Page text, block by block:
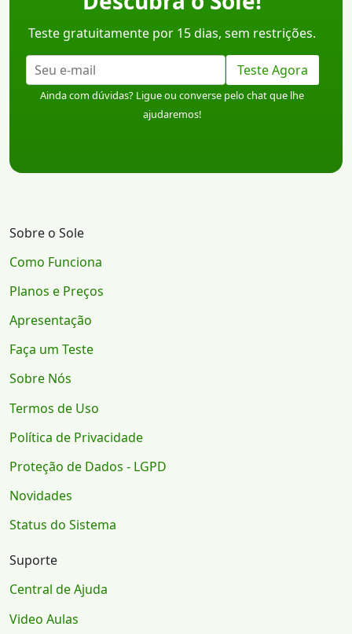
Teste gratuitamente por 15 dias, sem restrições.
Teste Agora
Ainda com dúvidas? Ligue ou converse pelo chat que lhe
ajudaremos!
Sobre o Sole
Como Funciona
Planos e Preços
Apresentação
Faça um Teste
Sobre Nós
Termos de Uso
Política de Privacidade
Proteção de Dados - LGPD
Novidades
Status do Sistema
Suporte
Central de Ajuda
Video Aulas